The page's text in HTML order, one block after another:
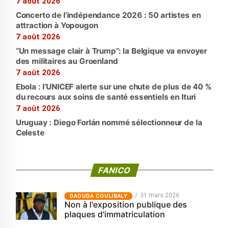
Concerto de l’indépendance 2026 : 50 artistes en
attraction à Yopougon
7 août 2026
“Un message clair à Trump”: la Belgique va envoyer
des militaires au Groenland
7 août 2026
Ebola : l’UNICEF alerte sur une chute de plus de 40 %
du recours aux soins de santé essentiels en Ituri
7 août 2026
Uruguay : Diego Forlán nommé sélectionneur de la
Celeste
FANICO
‎DAOUDA COULIBALY 31 mars 2026
Non à l'exposition publique des
plaques d'immatriculation